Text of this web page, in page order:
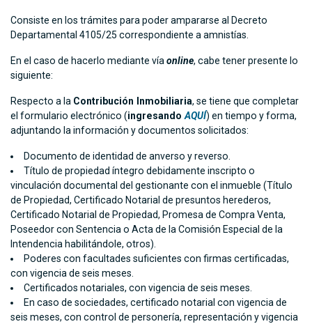
Consiste en los trámites para poder ampararse al Decreto
Departamental 4105/25 correspondiente a amnistías.
En el caso de hacerlo mediante vía online, cabe tener presente lo
siguiente:
Respecto a la Contribución Inmobiliaria, se tiene que completar
el formulario electrónico (ingresando AQUÍ) en tiempo y forma,
adjuntando la información y documentos solicitados:
Documento de identidad de anverso y reverso.
Título de propiedad íntegro debidamente inscripto o
vinculación documental del gestionante con el inmueble (Título
de Propiedad, Certificado Notarial de presuntos herederos,
Certificado Notarial de Propiedad, Promesa de Compra Venta,
Poseedor con Sentencia o Acta de la Comisión Especial de la
Intendencia habilitándole, otros).
Poderes con facultades suficientes con firmas certificadas,
con vigencia de seis meses.
Certificados notariales, con vigencia de seis meses.
En caso de sociedades, certificado notarial con vigencia de
seis meses, con control de personería, representación y vigencia